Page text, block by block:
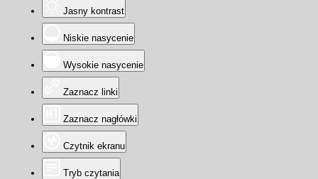
Jasny kontrast
Niskie nasycenie
Wysokie nasycenie
Zaznacz linki
Zaznacz nagłówki
Czytnik ekranu
Tryb czytania